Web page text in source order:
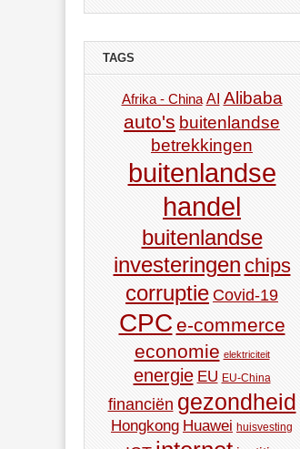
TAGS
Afrika - China AI Alibaba
auto's buitenlandse
betrekkingen
buitenlandse
handel
buitenlandse
investeringen chips
corruptie Covid-19
CPC e-commerce
economie elektriciteit
energie EU EU-China
financiën gezondheid
Hongkong Huawei huisvesting